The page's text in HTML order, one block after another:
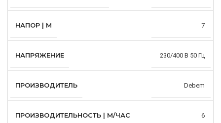
НАПОР | М 7
НАПРЯЖЕНИЕ 230/400 В 50 Гц
ПРОИЗВОДИТЕЛЬ Debem
ПРОИЗВОДИТЕЛЬНОСТЬ | М/ЧАС 6